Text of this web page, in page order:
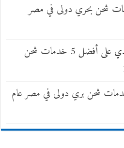
خدمات شحن بحري دولى في مصر
على
أفضل 5 خدمات شحن
شحن بري دولى في مصر عام